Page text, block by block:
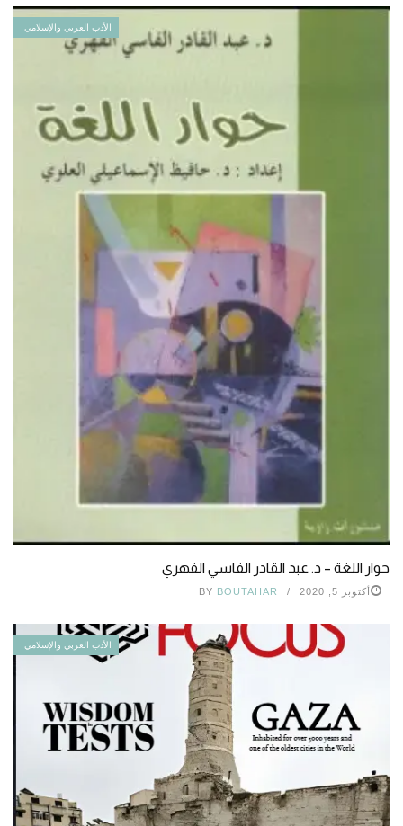
الأدب العربي والإسلامي
حوار اللغة – د. عبد القادر الفاسي الفهري
أكتوبر 5, 2020 BY BOUTAHAR
الأدب العربي والإسلامي